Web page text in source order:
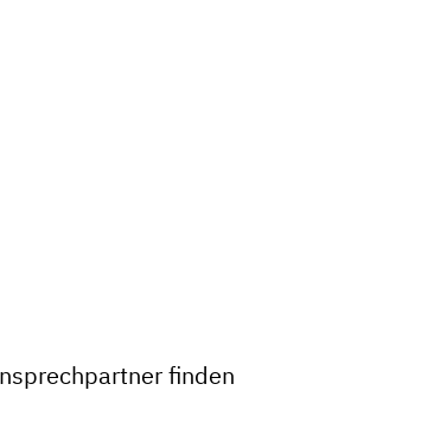
finden